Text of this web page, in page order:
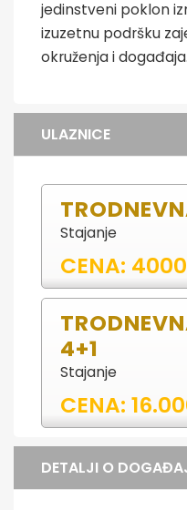
jedinstveni poklon
izuzetnu podršku
okruženja i događaja.
ULAZNICE
Stajanje
CENA:
4+1
Stajanje
CENA:
DETALJI O